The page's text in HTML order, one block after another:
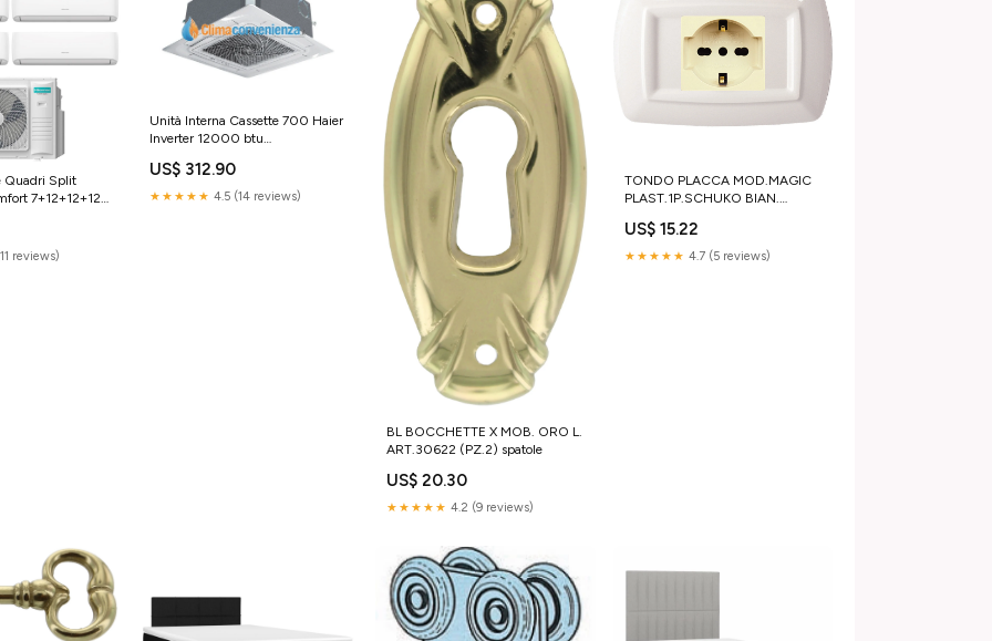
Quadri Split
7+12+12+12
reviews)
Unità Interna Cassette 700 Haier
Inverter 12000 btu
Fuori Terra
US$ 312.90
★★★★★ 4.5 (14 reviews)
BL BOCCHETTE X MOB. ORO L.
ART.30622 (PZ.2) spatole
US$ 20.30
★★★★★ 4.2 (9 reviews)
TONDO PLACCA MOD.MAGIC
PLAST.1P.SCHUKO BIAN.
US$ 15.22
★★★★★ 4.7 (5 reviews)